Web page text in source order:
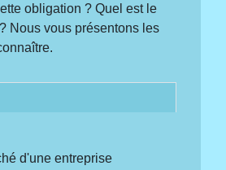
obligation ? Quel est le
Nous vous présentons les
d'une entreprise